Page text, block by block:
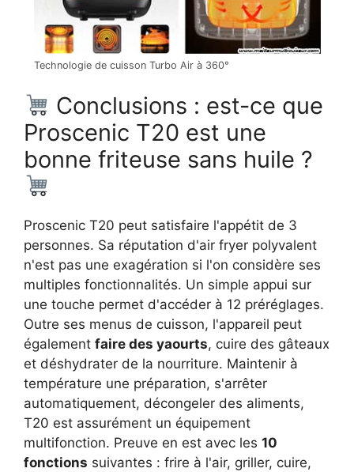
Technologie de cuisson Turbo Air à 360°
Conclusions : est-ce que
Proscenic T20 est une
bonne friteuse sans huile ?
Proscenic T20 peut satisfaire l'appétit de 3
personnes. Sa réputation d'air fryer polyvalent
n'est pas une exagération si l'on considère ses
multiples fonctionnalités. Un simple appui sur
une touche permet d'accéder à 12 préréglages.
Outre ses menus de cuisson, l'appareil peut
également faire des yaourts, cuire des gâteaux
et déshydrater de la nourriture. Maintenir à
température une préparation, s'arrêter
automatiquement, décongeler des aliments,
T20 est assurément un équipement
multifonction. Preuve en est avec les 10
fonctions suivantes : frire à l'air, griller, cuire,